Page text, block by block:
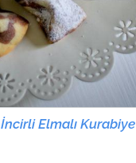
İncirli Elmalı Kurabiye